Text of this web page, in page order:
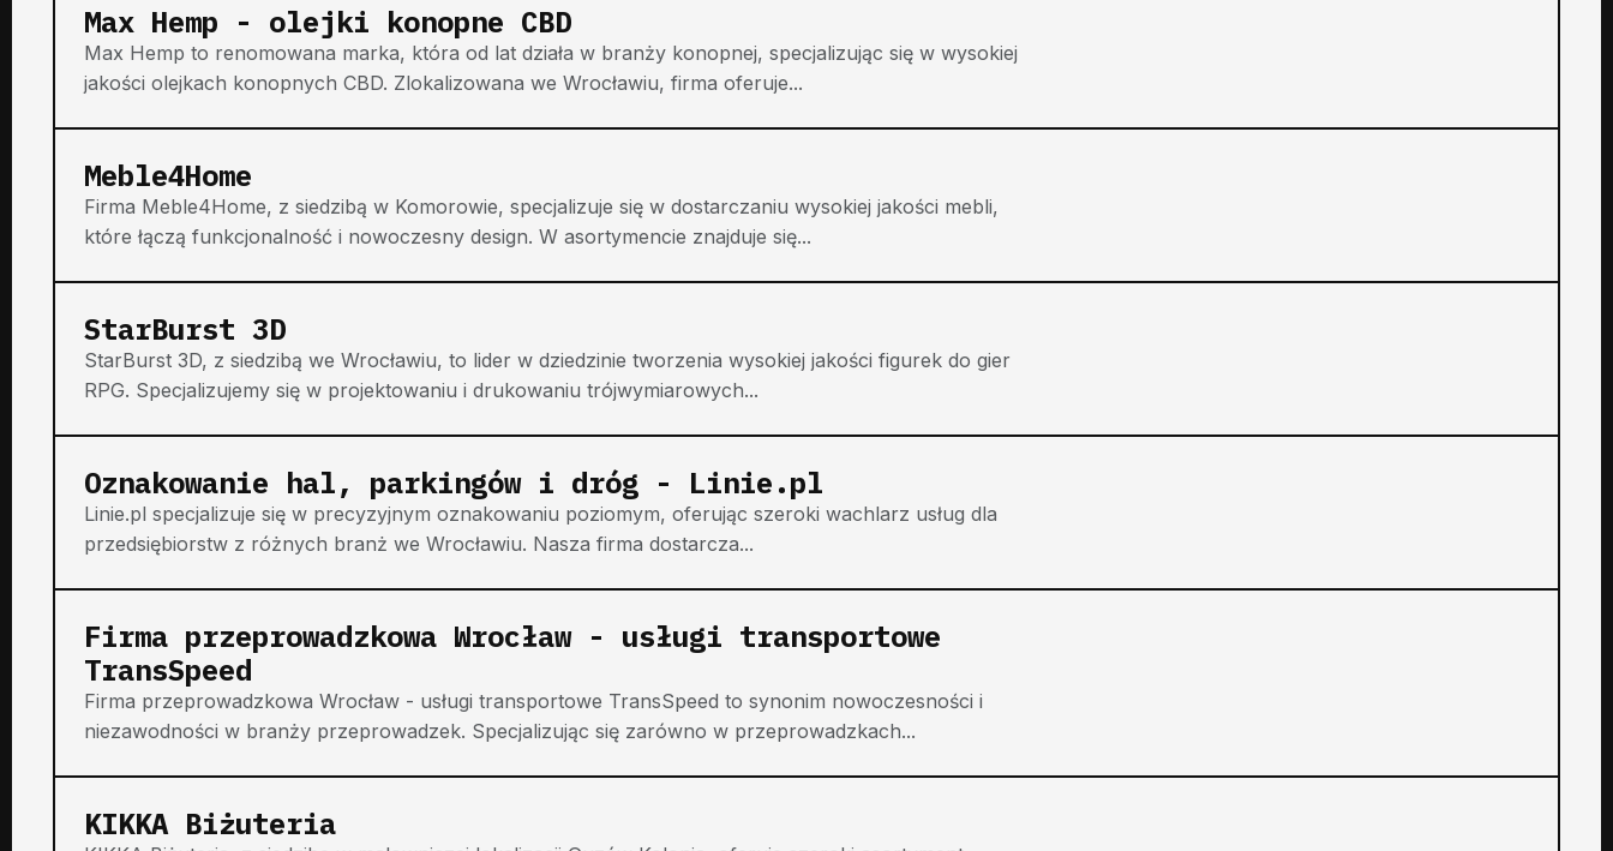
Max Hemp - olejki konopne CBD
Max Hemp to renomowana marka, która od lat działa w branży konopnej, specjalizując się w wysokiej
jakości olejkach konopnych CBD. Zlokalizowana we Wrocławiu, firma oferuje...
Meble4Home
Firma Meble4Home, z siedzibą w Komorowie, specjalizuje się w dostarczaniu wysokiej jakości mebli,
które łączą funkcjonalność i nowoczesny design. W asortymencie znajduje się...
StarBurst 3D
StarBurst 3D, z siedzibą we Wrocławiu, to lider w dziedzinie tworzenia wysokiej jakości figurek do gier
RPG. Specjalizujemy się w projektowaniu i drukowaniu trójwymiarowych...
Oznakowanie hal, parkingów i dróg - Linie.pl
Linie.pl specjalizuje się w precyzyjnym oznakowaniu poziomym, oferując szeroki wachlarz usług dla
przedsiębiorstw z różnych branż we Wrocławiu. Nasza firma dostarcza...
Firma przeprowadzkowa Wrocław - usługi transportowe
TransSpeed
Firma przeprowadzkowa Wrocław - usługi transportowe TransSpeed to synonim nowoczesności i
niezawodności w branży przeprowadzek. Specjalizując się zarówno w przeprowadzkach...
KIKKA Biżuteria